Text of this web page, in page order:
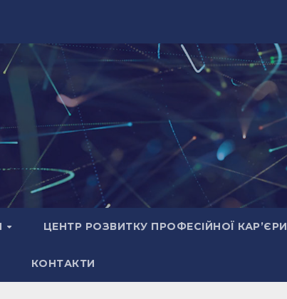
ЦЕНТР РОЗВИТКУ ПРОФЕСІЙНОЇ КАР’ЄРИ
КОНТАКТИ